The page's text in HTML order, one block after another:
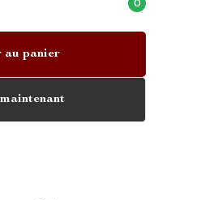
0
au panier